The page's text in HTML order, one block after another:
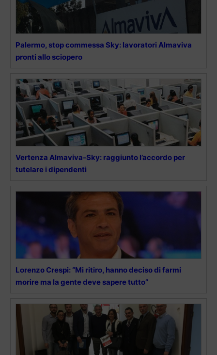
Palermo, stop commessa Sky: lavoratori Almaviva
pronti allo sciopero
Vertenza Almaviva-Sky: raggiunto l’accordo per
tutelare i dipendenti
Lorenzo Crespi: “Mi ritiro, hanno deciso di farmi
morire ma la gente deve sapere tutto”